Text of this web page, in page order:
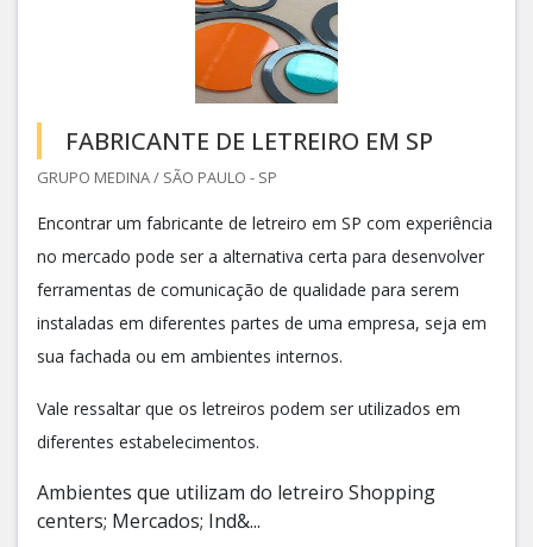
FABRICANTE DE LETREIRO EM SP
GRUPO MEDINA / SÃO PAULO - SP
Encontrar um fabricante de letreiro em SP com experiência
no mercado pode ser a alternativa certa para desenvolver
ferramentas de comunicação de qualidade para serem
instaladas em diferentes partes de uma empresa, seja em
sua fachada ou em ambientes internos.
Vale ressaltar que os letreiros podem ser utilizados em
diferentes estabelecimentos.
Ambientes que utilizam do letreiro Shopping
centers; Mercados; Ind&...